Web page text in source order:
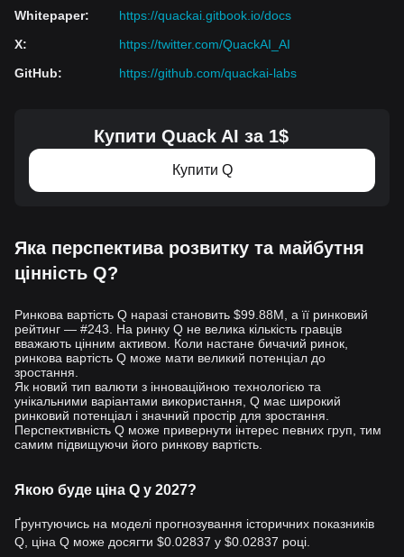
Whitepaper:
https://quackai.gitbook.io/docs
X:
https://twitter.com/QuackAI_AI
GitHub: https://github.com/quackai-labs
Купити Quack AI за 1$
Купити Q
Яка перспектива розвитку та майбутня
цінність Q?
Ринкова вартість Q наразі становить $99.88M, а її ринковий
рейтинг — #243. На ринку Q не велика кількість гравців
вважають цінним активом. Коли настане бичачий ринок,
ринкова вартість Q може мати великий потенціал до
зростання.
Як новий тип валюти з інноваційною технологією та
унікальними варіантами використання, Q має широкий
ринковий потенціал і значний простір для зростання.
Перспективність Q може привернути інтерес певних груп, тим
самим підвищуючи його ринкову вартість.
Якою буде ціна Q у 2027?
Ґрунтуючись на моделі прогнозування історичних показників
Q, ціна Q може досягти $0.02837 у $0.02837 році.